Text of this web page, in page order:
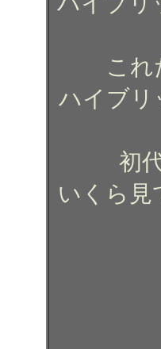
こ
ハイブリ
初
いくら見